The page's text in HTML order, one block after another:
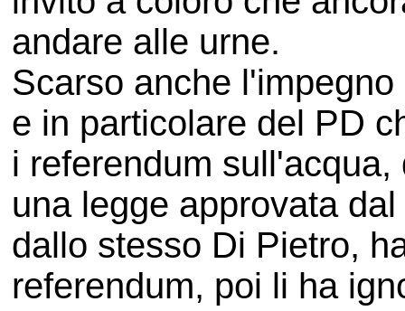
andare alle urne.
Scarso anche
e in particolare del PD
i referendum
una legge approvata
dallo stesso Di Pietro,
referendum, poi li ha